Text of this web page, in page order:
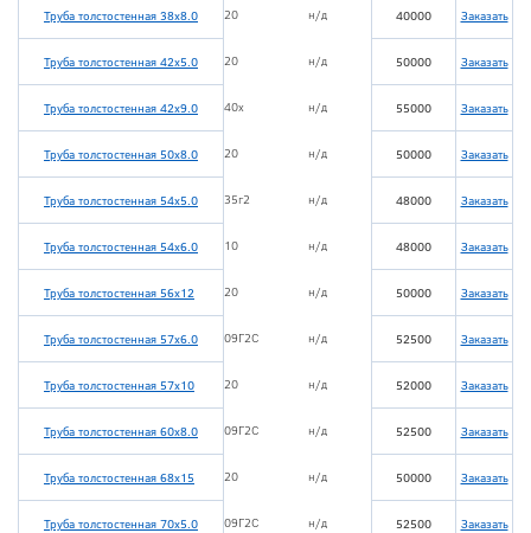
Труба толстостенная 38х8.0 20 н/д 40000 Заказать
Труба толстостенная 42х5.0 20 н/д 50000 Заказать
Труба толстостенная 42х9.0 40х н/д 55000 Заказать
Труба толстостенная 50х8.0 20 н/д 50000 Заказать
Труба толстостенная 54х5.0 35г2 н/д 48000 Заказать
Труба толстостенная 54х6.0 10 н/д 48000 Заказать
Труба толстостенная 56х12 20 н/д 50000 Заказать
Труба толстостенная 57х6.0 09Г2С н/д 52500 Заказать
Труба толстостенная 57х10 20 н/д 52000 Заказать
Труба толстостенная 60х8.0 09Г2С н/д 52500 Заказать
Труба толстостенная 68х15 20 н/д 50000 Заказать
Труба толстостенная 70х5.0 09Г2С н/д 52500 Заказать